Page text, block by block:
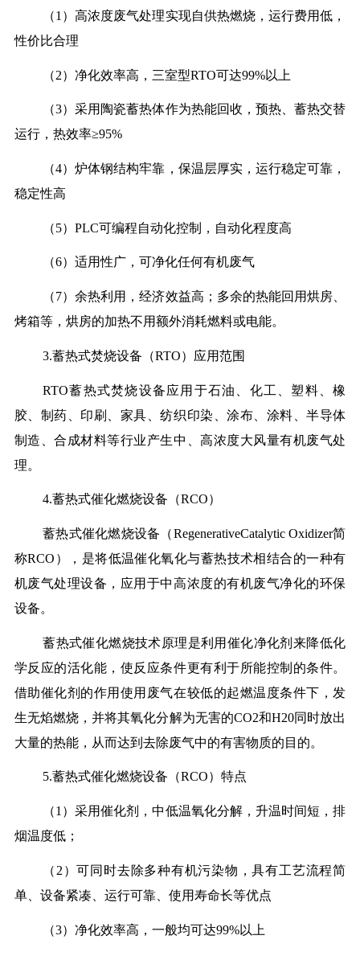
（1）高浓度废气处理实现自供热燃烧，运行费用低，
性价比合理
（2）净化效率高，三室型RTO可达99%以上
（3）采用陶瓷蓄热体作为热能回收，预热、蓄热交替
运行，热效率≥95%
（4）炉体钢结构牢靠，保温层厚实，运行稳定可靠，
稳定性高
（5）PLC可编程自动化控制，自动化程度高
（6）适用性广，可净化任何有机废气
（7）余热利用，经济效益高；多余的热能回用烘房、
烤箱等，烘房的加热不用额外消耗燃料或电能。
3.蓄热式焚烧设备（RTO）应用范围
RTO蓄热式焚烧设备应用于石油、化工、塑料、橡
胶、制药、印刷、家具、纺织印染、涂布、涂料、半导体
制造、合成材料等行业产生中、高浓度大风量有机废气处
理。
4.蓄热式催化燃烧设备（RCO）
蓄热式催化燃烧设备（RegenerativeCatalytic Oxidizer简
称RCO），是将低温催化氧化与蓄热技术相结合的一种有
机废气处理设备，应用于中高浓度的有机废气净化的环保
设备。
蓄热式催化燃烧技术原理是利用催化净化剂来降低化
学反应的活化能，使反应条件更有利于所能控制的条件。
借助催化剂的作用使用废气在较低的起燃温度条件下，发
生无焰燃烧，并将其氧化分解为无害的CO2和H20同时放出
大量的热能，从而达到去除废气中的有害物质的目的。
5.蓄热式催化燃烧设备（RCO）特点
（1）采用催化剂，中低温氧化分解，升温时间短，排
烟温度低；
（2）可同时去除多种有机污染物，具有工艺流程简
单、设备紧凑、运行可靠、使用寿命长等优点
（3）净化效率高，一般均可达99%以上